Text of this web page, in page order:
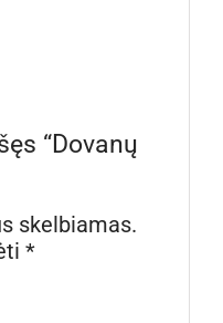
“Dovanų
skelbiamas.
*